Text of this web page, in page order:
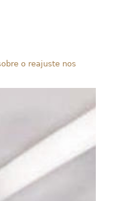
o reajuste nos